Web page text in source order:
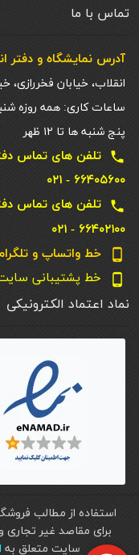
تماس با ما
آدرس نمایشگاه و دفتر
انقلاب، خیابان فخررازی،
پنج شنبه ها تا ۱۲ ظهر
local_phone
۶۶۴۰۵۶۰۰ - ۰۲۱
local_phone
۶۶۴۰۲۱۰۰ - ۰۲۱
phone_android خط واتساپ و تلگرام و ایتا
phone_android خط پشتیبانی سایت :
نماد اعتماد الکترونیکی
استفاده از مطالب
برای مقاصد غیر تجاری
سايت متعلق به